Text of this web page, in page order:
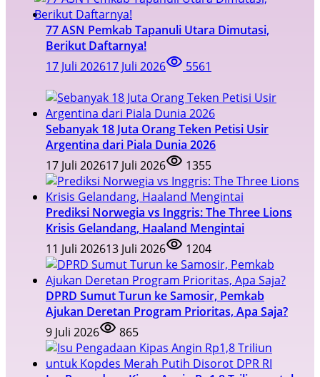
77 ASN Pemkab Tapanuli Utara Dimutasi,
Berikut Daftarnya!
17 Juli 202617 Juli 2026 5561
Sebanyak 18 Juta Orang Teken Petisi Usir
Argentina dari Piala Dunia 2026
17 Juli 202617 Juli 2026 1355
Prediksi Norwegia vs Inggris: The Three Lions
Krisis Gelandang, Haaland Mengintai
11 Juli 202613 Juli 2026 1204
DPRD Sumut Turun ke Samosir, Pemkab
Ajukan Deretan Program Prioritas, Apa Saja?
9 Juli 2026
865